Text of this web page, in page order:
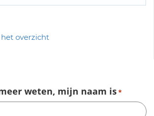
overzicht
weten, mijn naam is*